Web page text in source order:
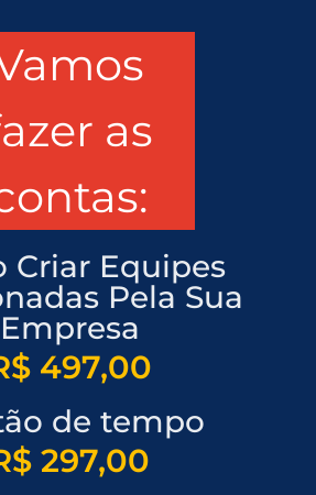
as
Criar Equipes
Pela Sua
Empresa
497,00
de tempo
297,00